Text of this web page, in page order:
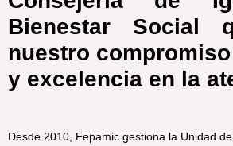
Bienestar Social
nuestro
y excelencia en la
Desde 2010, Fepamic gestiona la Unidad